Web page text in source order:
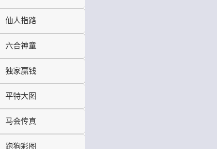
仙人指路
六合神童
独家赢钱
平特大图
马会传真
跑狗彩图